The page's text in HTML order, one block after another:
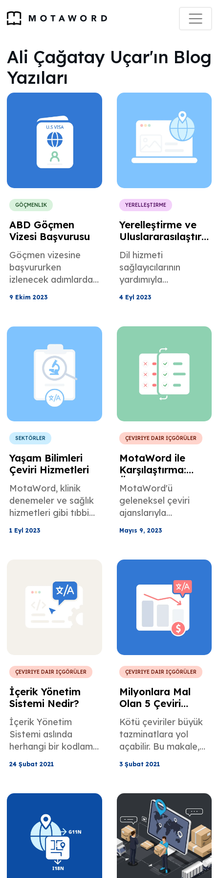
Ali Çağatay Uçar'ın Blog
Yazıları
GÖÇMENLİK
ABD Göçmen
Vizesi Başvurusu
Göçmen vizesine
başvururken
izlenecek adımlardan
9 Ekim 2023
YERELLEŞTİRME
Yerelleştirme ve
Uluslararasılaştır
ma
Dil hizmeti
sağlayıcılarının
yardımıyla
iki sentimiz şunlardır:
stratejinizi belirleyin
uzmanlarıyla çalışın.
4 Eyl 2023
SEKTÖRLER
Yaşam Bilimleri
Çeviri Hizmetleri
MotaWord, klinik
denemeler ve sağlık
hizmetleri gibi tıbbi
alanlar için yaşam
bilimleri çevirisinde
1 Eyl 2023
ÇEVİRİYE DAİR İÇGÖRÜLER
MotaWord ile
Karşılaştırma:
Üstün Dil Çeviri
Hizmeti
MotaWord'ü
geleneksel çeviri
ajanslarıyla
Mayıs 9, 2023
ÇEVİRİYE DAİR İÇGÖRÜLER
İçerik Yönetim
Sistemi Nedir?
İçerik Yönetim
Sistemi aslında
herhangi bir kodlama
siteleri
güncellemenize,
yayınlamanıza olanak
tanır. İyi performans
gösteren bir web
sitesi istiyorsanız,
muhtemelen bir tane
24 Şubat 2021
ÇEVİRİYE DAİR İÇGÖRÜLER
Milyonlara Mal
Olan 5 Çeviri
Hatası
Kötü çeviriler büyük
tazminatlara yol
açabilir. Bu makale,
hataları,
hataları ve özellikle
milyonlara mal olan 5
ünlü çeviri hatası
hakkındadır.
3 Şubat 2021